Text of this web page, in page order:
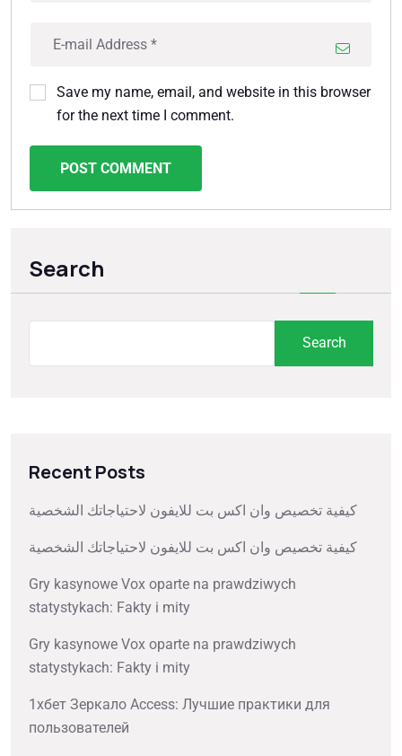
Save my name, email, and website in this browser
for the next time I comment.
POST COMMENT
Search
Search
Recent Posts
كيفية تخصيص وان اكس بت للايفون لاحتياجاتك الشخصية
كيفية تخصيص وان اكس بت للايفون لاحتياجاتك الشخصية
Gry kasynowe Vox oparte na prawdziwych
statystykach: Fakty i mity
Gry kasynowe Vox oparte na prawdziwych
statystykach: Fakty i mity
1хбет Зеркало Access: Лучшие практики для
пользователей